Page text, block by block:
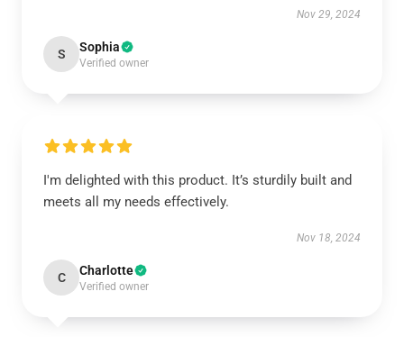
Nov 29, 2024
S Sophia
Verified owner
I'm delighted with this product. It’s sturdily built and
meets all my needs effectively.
Nov 18, 2024
C Charlotte
Verified owner